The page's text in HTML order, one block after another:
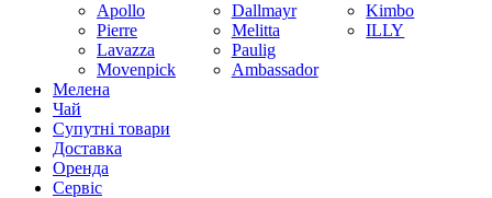
Apollo
Pierre
Lavazza
Movenpick
Dallmayr
Melitta
Paulig
Ambassador
Kimbo
ILLY
Мелена
Чай
Супутні товари
Доставка
Оренда
Cервіс